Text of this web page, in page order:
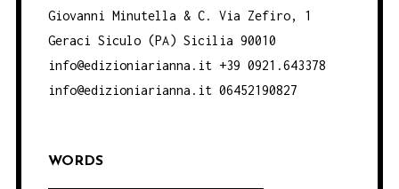
Giovanni Minutella & C. Via Zefiro, 1
Geraci Siculo (PA) Sicilia 90010
info@edizioniarianna.it +39 0921.643378
info@edizioniarianna.it 06452190827
WORDS